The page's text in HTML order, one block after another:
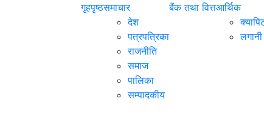
गृहपृष्ठसमाचार
देश
पत्रपत्रिका
राजनीति
समाज
पालिका
सम्पादकीय
बैंक तथा वित्तआर्थिक
लगानी